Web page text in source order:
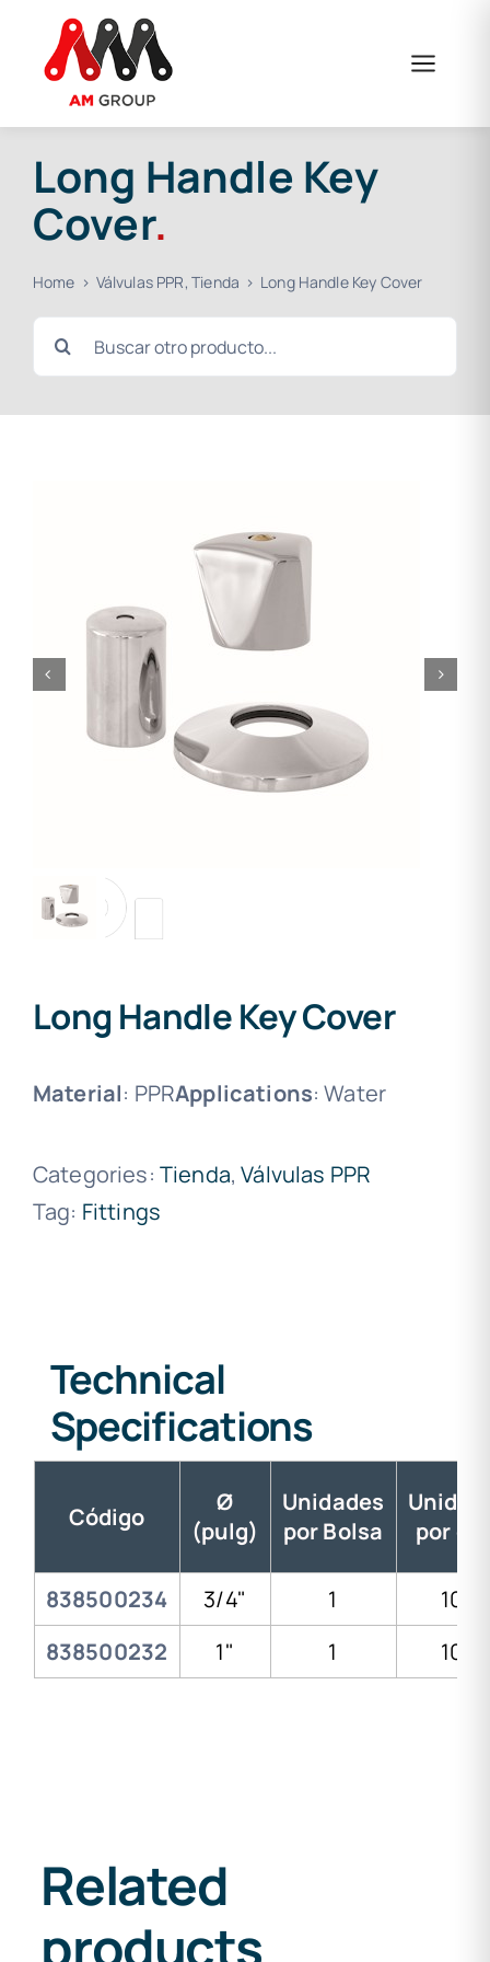
content
Long Handle Key
Cover.
Home Válvulas PPR Tienda Long Handle Key Cover
Search
for:
Long Handle Key Cover
Material: PPRApplications: Water
Categories: Tienda,Válvulas PPR
Tag: Fittings
Technical
Specifications
Código
Ø
(pulg)
Unidades
por Bolsa
por
838500234 3/4" 1
100
838500232
1" 1 100
Related
products